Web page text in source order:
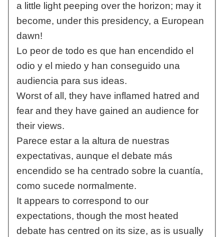
a little light peeping over the horizon; may it
become, under this presidency, a European
dawn!
Lo peor de todo es que han encendido el
odio y el miedo y han conseguido una
audiencia para sus ideas.
Worst of all, they have inflamed hatred and
fear and they have gained an audience for
their views.
Parece estar a la altura de nuestras
expectativas, aunque el debate más
encendido se ha centrado sobre la cuantía,
como sucede normalmente.
It appears to correspond to our
expectations, though the most heated
debate has centred on its size, as is usually